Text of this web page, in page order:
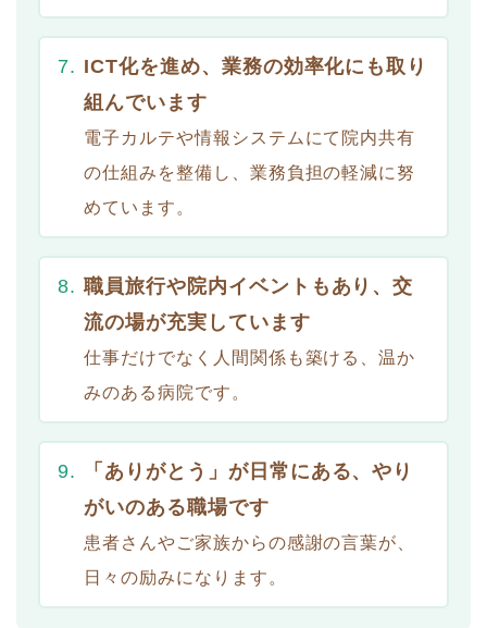
ICT化を進め、業務の効率化にも取り
組んでいます
電子カルテや情報システムにて院内共有
の仕組みを整備し、業務負担の軽減に努
めています。
職員旅行や院内イベントもあり、交
流の場が充実しています
仕事だけでなく人間関係も築ける、温か
みのある病院です。
「ありがとう」が日常にある、やり
がいのある職場です
患者さんやご家族からの感謝の言葉が、
日々の励みになります。